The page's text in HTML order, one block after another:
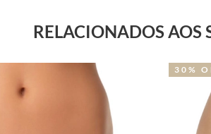
RELACIONADOS AOS
30% OFF